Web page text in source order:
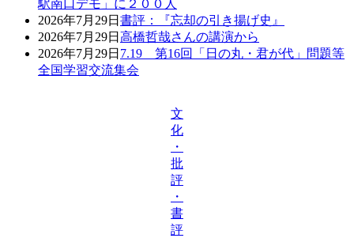
駅南口デモ」に２００人
2026年7月29日 書評：『忘却の引き揚げ史』
2026年7月29日 高橋哲哉さんの講演から
2026年7月29日 7.19 第16回「日の丸・君が代」問題等
全国学習交流集会
文
化
・
批
評
・
書
評